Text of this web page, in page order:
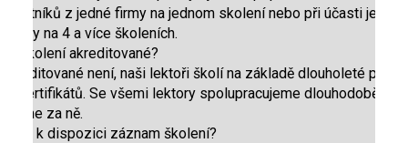
účastníků z jedné firmy na jednom skolení nebo při účasti jedné
osoby na 4 a více školeních.
Je školení akreditované?
Akreditované není, naši lektoři školí na základě dlouholeté praxe,
ne certifikátů. Se všemi lektory spolupracujeme dlouhodobě a
ručíme za ně.
Bude k dispozici záznam školení?